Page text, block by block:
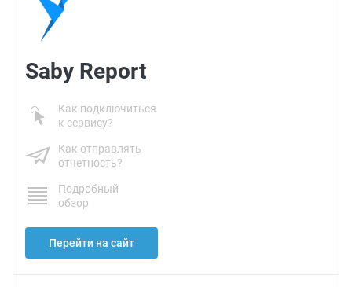
Saby Report
Как подключиться
к сервису?
Как отправлять
отчетность?
Подробный
обзор
Перейти на сайт